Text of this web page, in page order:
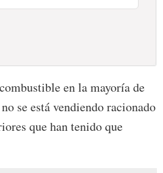
en la mayoría de
se está vendiendo racionado
que han tenido que